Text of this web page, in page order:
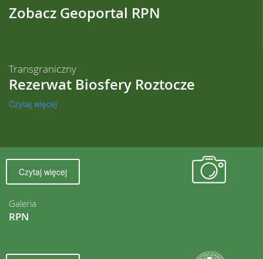
Zobacz Geoportal RPN
Transgraniczny
Rezerwat Biosfery Roztocze
Czytaj więcej
Galeria
RPN
Czytaj więcej